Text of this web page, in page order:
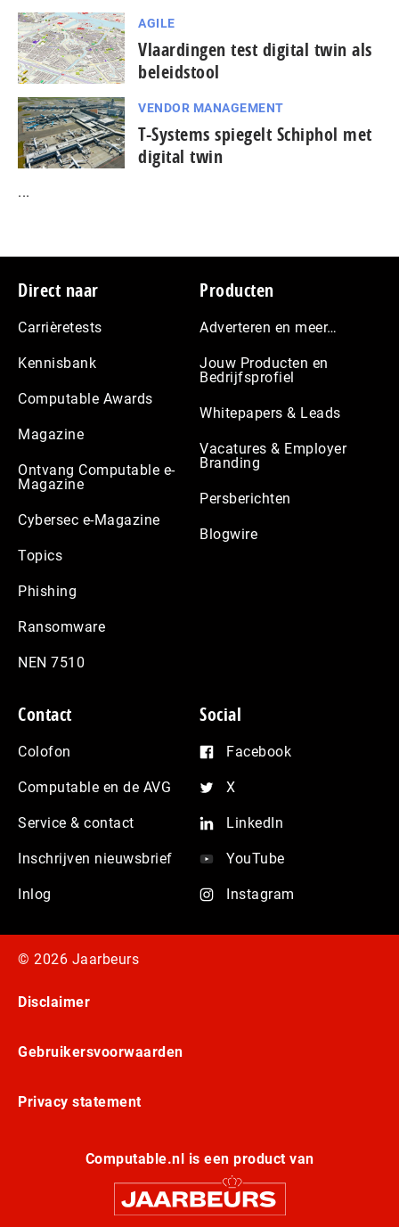
AGILE
Vlaardingen test digital twin als
beleidstool
VENDOR MANAGEMENT
T-Systems spiegelt Schiphol met
digital twin
...
Footer
Direct naar
Carrièretests
Kennisbank
Computable Awards
Magazine
Ontvang Computable e-
Magazine
Cybersec e-Magazine
Topics
Phishing
Ransomware
NEN 7510
Producten
Adverteren en meer…
Jouw Producten en
Bedrijfsprofiel
Whitepapers & Leads
Vacatures & Employer
Branding
Persberichten
Blogwire
Contact
Colofon
Computable en de AVG
Service & contact
Inschrijven nieuwsbrief
Inlog
Social
Facebook
X
LinkedIn
YouTube
Instagram
© 2026 Jaarbeurs
Disclaimer
Gebruikersvoorwaarden
Privacy statement
Computable.nl is een product van